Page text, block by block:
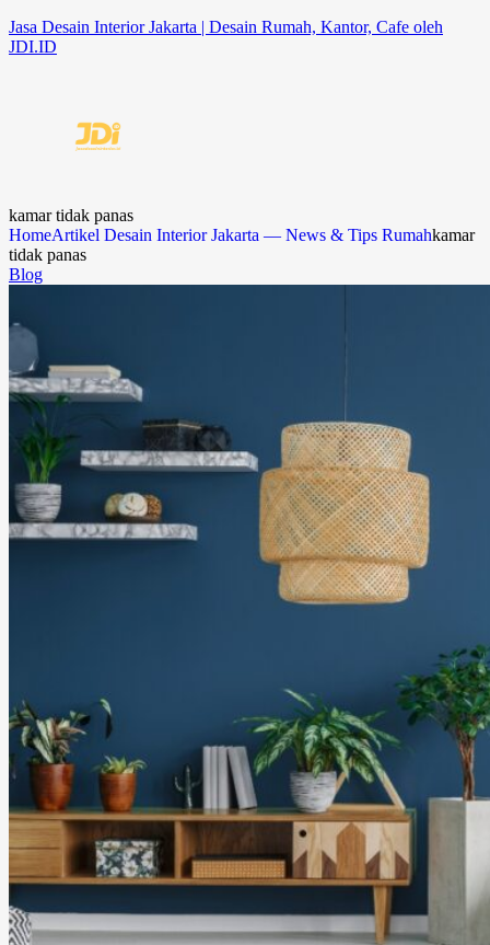
Jasa Desain Interior Jakarta | Desain Rumah, Kantor, Cafe oleh
JDI.ID
kamar tidak panas
HomeArtikel Desain Interior Jakarta — News & Tips Rumahkamar
tidak panas
Blog